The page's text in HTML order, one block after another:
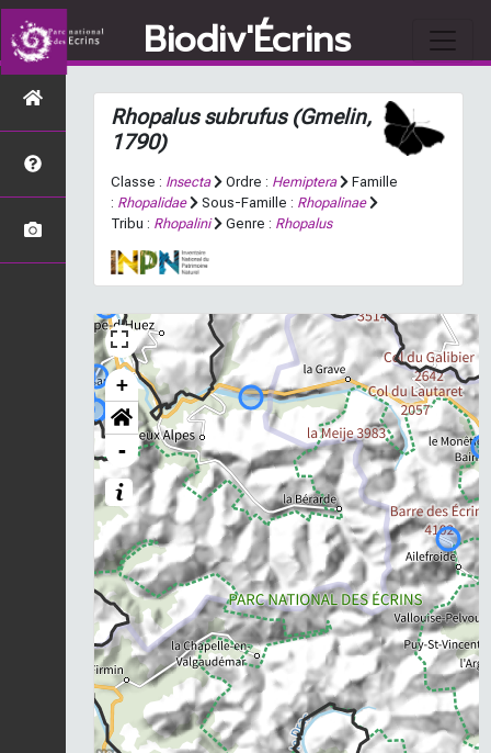
Biodiv'Écrins
Rhopalus subrufus(Gmelin,
1790)
Classe : Insecta Ordre : Hemiptera
Famille
: Rhopalidae Sous-Famille : Rhopalinae
Tribu : Rhopalini Genre : Rhopalus
+
-